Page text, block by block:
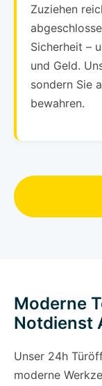
Zuziehen
Sicherheit –
und Geld.
sondern Sie
bewahren.
Moderne
Notdienst
Unser 24h
moderne